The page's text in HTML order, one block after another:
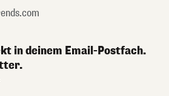
in deinem Email-Postfach.